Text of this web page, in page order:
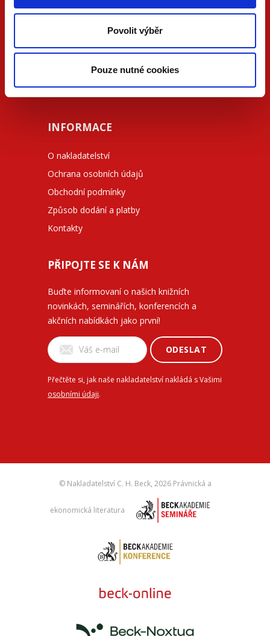
Povolit výběr
Pouze nutné cookies
KONTAKTUJTE NÁS
facebook.com/beck.cz
INFORMACE
O nakladatelství
Ochrana osobních údajů
Obchodní podmínky
Způsob dodání a platby
Kontakty
PŘIPOJTE SE K NÁM
Buďte informovaní o našich knižních
novinkách, seminářích, konferencích a
akčních nabídkách jako první!
ODESLAT
Přečtěte si, jak naše nakladatelství nakládá s Vašimi
osobními údaji.
© Nakladatelství C. H. Beck, 2026 Právnická a
ekonomická literatura